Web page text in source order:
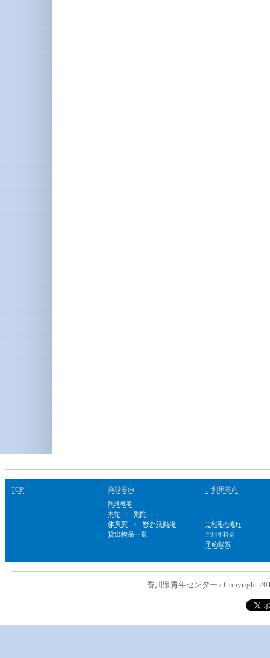
TOP 施設案内
施設概要
本館 / 別館
体育館 / 野外活動場
貸出物品一覧
ご利用案内
ご利用の流れ
ご利用料金
予約状況
香川県青年センター / Copyright